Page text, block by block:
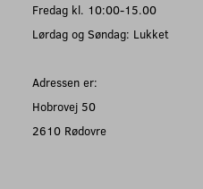
Fredag kl. 10:00-15.00
Lørdag og Søndag: Lukket
Adressen er:
Hobrovej 50
2610 Rødovre